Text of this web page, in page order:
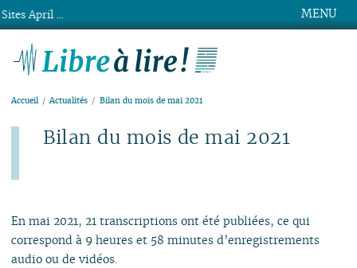
MENU
Accueil Actualités Bilan du mois de mai 2021
Bilan du mois de mai 2021
En mai 2021, 21 transcriptions ont été publiées, ce qui
correspond à 9 heures et 58 minutes d’enregistrements
audio ou de vidéos.
Sites April ...